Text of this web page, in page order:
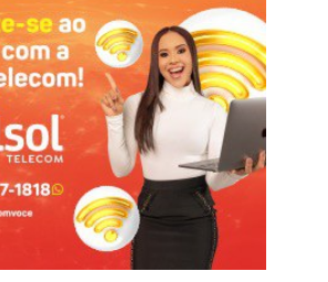
interessados(as) devem realizar a
cinco dias corridos, a contar da
do Sistema SEI, encaminhando o
Gerência de Primeiro Grau.
sobre uma vaga na 2ª Vara Mista da
a ser provida pelo critério de
nº 15/2026 trata da vaga na 1ª Vara
Piancó, cujo preenchimento observará o